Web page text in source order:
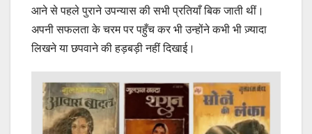
आने से पहले पुराने उपन्यास की सभी प्रतियाँ बिक जाती थीं।
अपनी सफलता के चरम पर पहुँच कर भी उन्होंने कभी भी ज़्यादा
लिखने या छपवाने की हड़बड़ी नहीं दिखाई।